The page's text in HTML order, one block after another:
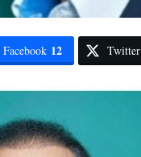
Facebook 12 Twitter